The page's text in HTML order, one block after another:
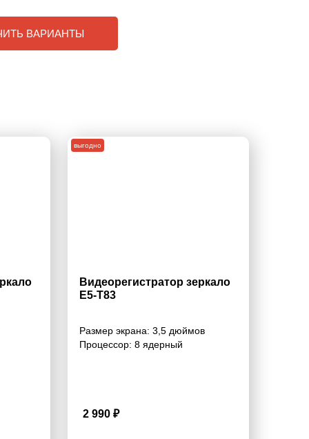
ВАРИАНТЫ
Видеорегистратор зеркало
E5-T83
Размер экрана: 3,5 дюймов
Процессор: 8 ядерный
2 990 ₽
выгодно